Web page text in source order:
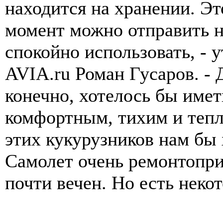
находится на хранении.
момент можно отправить
спокойно использовать, -
AVIA.ru Роман Гусаров. -
конечно, хотелось бы
комфортным, тихим и
этих кукурузников нам
Самолет очень
почти вечен. Но есть